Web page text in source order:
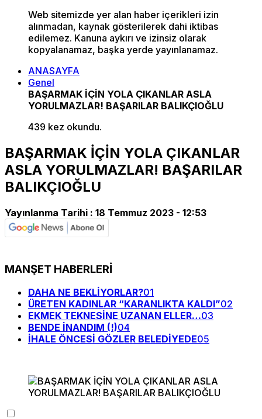
Web sitemizde yer alan haber içerikleri izin
alınmadan, kaynak gösterilerek dahi iktibas
edilemez. Kanuna aykırı ve izinsiz olarak
kopyalanamaz, başka yerde yayınlanamaz.
ANASAYFA
Genel
BAŞARMAK İÇİN YOLA ÇIKANLAR ASLA
YORULMAZLAR! BAŞARILAR BALIKÇIOĞLU
439 kez okundu.
BAŞARMAK İÇİN YOLA ÇIKANLAR
ASLA YORULMAZLAR! BAŞARILAR
BALIKÇIOĞLU
Yayınlanma Tarihi : 18 Temmuz 2023 - 12:53
MANŞET HABERLERİ
DAHA NE BEKLİYORLAR?01
ÜRETEN KADINLAR “KARANLIKTA KALDI”02
EKMEK TEKNESİNE UZANAN ELLER…03
BENDE İNANDIM (!)04
İHALE ÖNCESİ GÖZLER BELEDİYEDE05